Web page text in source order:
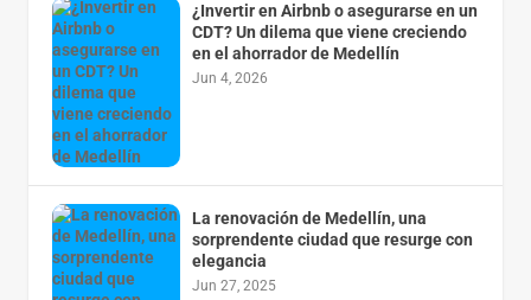
¿Invertir en Airbnb o asegurarse en un
CDT? Un dilema que viene creciendo
en el ahorrador de Medellín
Jun 4, 2026
La renovación de Medellín, una
sorprendente ciudad que resurge con
elegancia
Jun 27, 2025